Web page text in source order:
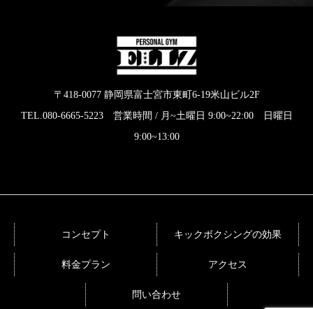
〒418-0077 静岡県富士宮市東町6-19米山ビル2F
TEL.080-6665-5223 営業時間 / 月~土曜日 9:00~22:00 日曜日
9:00~13:00
コンセプト キックボクシングの効果
料金プラン アクセス
問い合わせ